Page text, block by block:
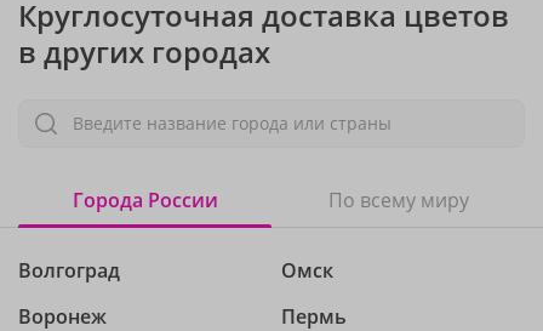
Круглосуточная доставка цветов
в других городах
Введите название города или страны
Города России По всему миру
Волгоград
Воронеж
Омск
Пермь